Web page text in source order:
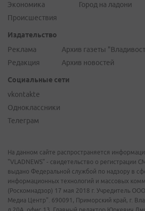
Экономика
Происшествия
Город на ладони
Издательство
Реклама
Редакция
Архив газеты
Архив новостей
Социальные сети
vkontakte
Одноклассники
Телеграм
На данном сайте распространяется
"VLADNEWS" - свидетельство о
выдано Федеральной службой по надзору в
информационных технологий и массовых
(Роскомнадзор) 17 мая 2018 г. Учредитель
Медиа Центр". 690091, Приморский край, г.